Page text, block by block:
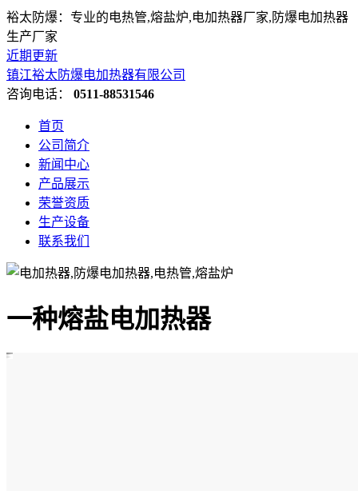
裕太防爆：专业的电热管,熔盐炉,电加热器厂家,防爆电加热器
生产厂家
近期更新
镇江裕太防爆电加热器有限公司
咨询电话： 0511-88531546
首页
公司简介
新闻中心
产品展示
荣誉资质
生产设备
联系我们
一种熔盐电加热器